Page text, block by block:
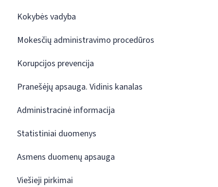
Kokybės vadyba
Mokesčių administravimo procedūros
Korupcijos prevencija
Pranešėjų apsauga. Vidinis kanalas
Administracinė informacija
Statistiniai duomenys
Asmens duomenų apsauga
Viešieji pirkimai